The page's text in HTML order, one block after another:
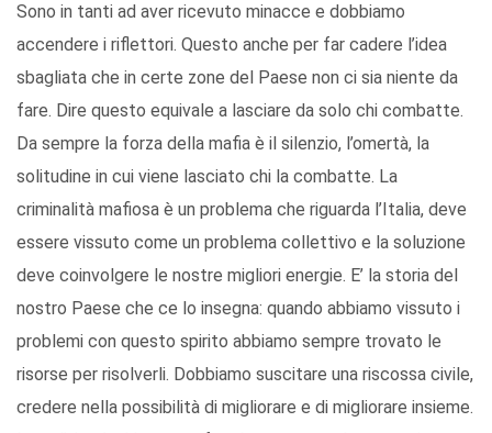
Sono in tanti ad aver ricevuto minacce e dobbiamo
accendere i riflettori. Questo anche per far cadere l’idea
sbagliata che in certe zone del Paese non ci sia niente da
fare. Dire questo equivale a lasciare da solo chi combatte.
Da sempre la forza della mafia è il silenzio, l’omertà, la
solitudine in cui viene lasciato chi la combatte. La
criminalità mafiosa è un problema che riguarda l’Italia, deve
essere vissuto come un problema collettivo e la soluzione
deve coinvolgere le nostre migliori energie. E’ la storia del
nostro Paese che ce lo insegna: quando abbiamo vissuto i
problemi con questo spirito abbiamo sempre trovato le
risorse per risolverli. Dobbiamo suscitare una riscossa civile,
credere nella possibilità di migliorare e di migliorare insieme.